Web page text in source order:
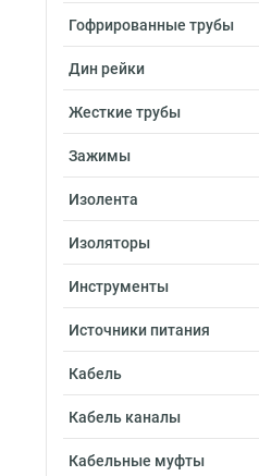
Гофрированные трубы
Дин рейки
Жесткие трубы
Зажимы
Изолента
Изоляторы
Инструменты
Источники питания
Кабель
Кабель каналы
Кабельные муфты